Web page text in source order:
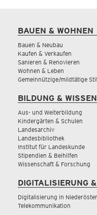
BAUEN & WOHNEN
Bauen & Neubau
Kaufen & Verkaufen
Sanieren & Renovieren
Wohnen & Leben
Gemeinnützige/mildtätige
BILDUNG &
Aus- und Weiterbildung
Kindergärten & Schulen
Landesarchiv
Landesbibliothek
Institut für Landeskunde
Stipendien & Beihilfen
Wissenschaft & Forschung
DIGITALISIERUNG
Digitalisierung in
Telekommunikation